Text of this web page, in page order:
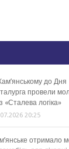
до Дня
провели
«Сталева логіка»
20:25
отримало